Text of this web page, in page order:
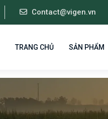
Contact@vigen.vn
TRANG CHỦ SẢN PHẨM